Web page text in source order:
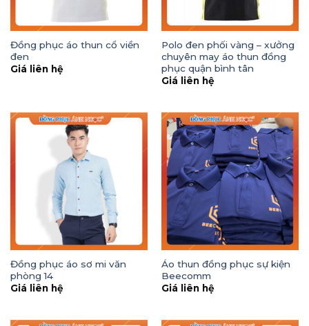
Đồng phục áo thun cổ viền
đen
Giá liên hệ
Polo đen phối vàng – xưởng
chuyên may áo thun đồng
phục quận bình tân
Giá liên hệ
Đồng phục áo sơ mi văn
phòng 14
Giá liên hệ
Áo thun đồng phục sự kiện
Beecomm
Giá liên hệ